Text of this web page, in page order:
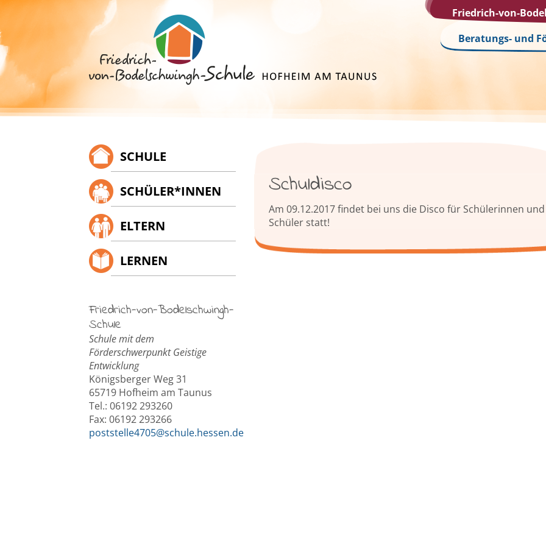
Springe
Inhalt
Friedrich-von-
Beratungs- und
SCHULE
SCHÜLER*INNEN
ELTERN
LERNEN
Friedrich-von-Bodelschwingh-
Schule
Schule mit dem
Förderschwerpunkt Geistige
Entwicklung
Königsberger Weg 31
65719 Hofheim am Taunus
Tel.: 06192 293260
Fax: 06192 293266
poststelle4705@schule.hessen.de
Schuldisco
Am 09.12.2017 findet bei uns die Disco für Schülerinnen und
Schüler statt!